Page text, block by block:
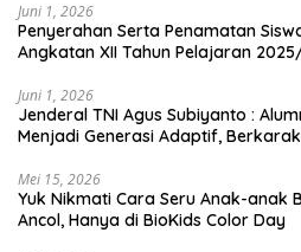
Juni 1, 2026
Penyerahan Serta Penamatan
Angkatan XII Tahun Pelajaran
Juni 1, 2026
Jenderal TNI Agus Subiyanto :
Menjadi Generasi Adaptif,
Mei 15, 2026
Yuk Nikmati Cara Seru Anak-anak
Ancol, Hanya di BioKids Color Day